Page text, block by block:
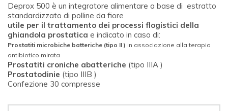
Deprox 500 è un integratore alimentare a base di estratto
standardizzato di polline da fiore
utile per il trattamento dei processi flogistici della
ghiandola prostatica e indicato in caso di:
Prostatiti microbiche batteriche (tipo II ) in associazione alla terapia
antibiotico mirata
Prostatiti croniche abatteriche (tipo IIIA )
Prostatodinie (tipo IIIB )
Confezione 30 compresse